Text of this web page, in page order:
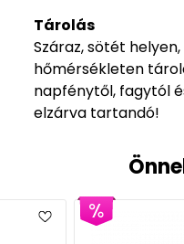
Tárolás
Száraz, sötét helyen,
hőmérsékleten
napfénytől, fagytól
elzárva tartandó!